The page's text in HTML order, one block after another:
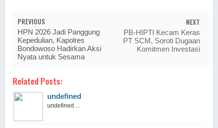
PREVIOUS
HPN 2026 Jadi Panggung
Kepedulian, Kapolres
Bondowoso Hadirkan Aksi
Nyata untuk Sesama
NEXT
PB-HIPTI Kecam Keras
PT SCM, Soroti Dugaan
Komitmen Investasi
Related Posts:
undefined
undefined ...